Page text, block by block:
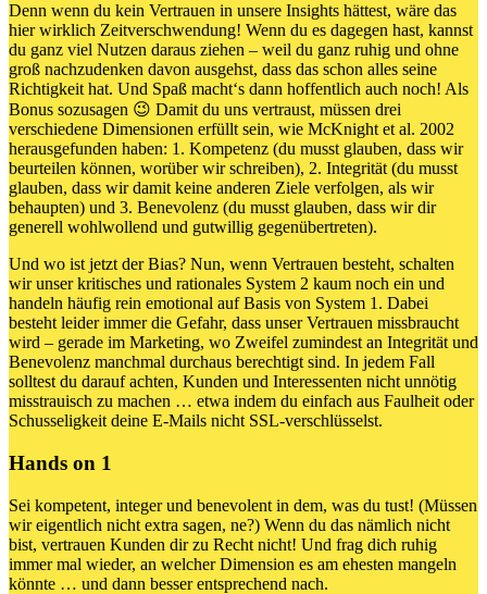
Denn wenn du kein Vertrauen in unsere Insights hättest, wäre das
hier wirklich Zeitverschwendung! Wenn du es dagegen hast, kannst
du ganz viel Nutzen daraus ziehen – weil du ganz ruhig und ohne
groß nachzudenken davon ausgehst, dass das schon alles seine
Richtigkeit hat. Und Spaß macht‘s dann hoffentlich auch noch! Als
Bonus sozusagen 😉 Damit du uns vertraust, müssen drei
verschiedene Dimensionen erfüllt sein, wie McKnight et al. 2002
herausgefunden haben: 1. Kompetenz (du musst glauben, dass wir
beurteilen können, worüber wir schreiben), 2. Integrität (du musst
glauben, dass wir damit keine anderen Ziele verfolgen, als wir
behaupten) und 3. Benevolenz (du musst glauben, dass wir dir
generell wohlwollend und gutwillig gegenübertreten).
Und wo ist jetzt der Bias? Nun, wenn Vertrauen besteht, schalten
wir unser kritisches und rationales System 2 kaum noch ein und
handeln häufig rein emotional auf Basis von System 1. Dabei
besteht leider immer die Gefahr, dass unser Vertrauen missbraucht
wird – gerade im Marketing, wo Zweifel zumindest an Integrität und
Benevolenz manchmal durchaus berechtigt sind. In jedem Fall
solltest du darauf achten, Kunden und Interessenten nicht unnötig
misstrauisch zu machen … etwa indem du einfach aus Faulheit oder
Schusseligkeit deine E-Mails nicht SSL-verschlüsselst.
Hands on 1
Sei kompetent, integer und benevolent in dem, was du tust! (Müssen
wir eigentlich nicht extra sagen, ne?) Wenn du das nämlich nicht
bist, vertrauen Kunden dir zu Recht nicht! Und frag dich ruhig
immer mal wieder, an welcher Dimension es am ehesten mangeln
könnte … und dann besser entsprechend nach.